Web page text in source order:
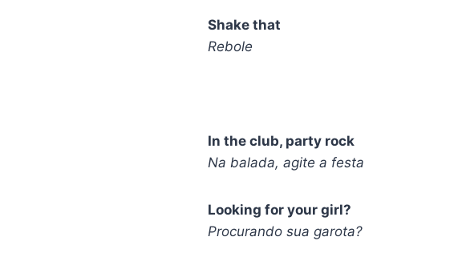
Shake that
Rebole
In the club, party rock
Na balada, agite a festa
Looking for your girl?
Procurando sua garota?